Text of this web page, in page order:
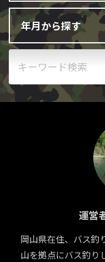
運営
岡山県在住、バス釣
山を拠点にバス釣り